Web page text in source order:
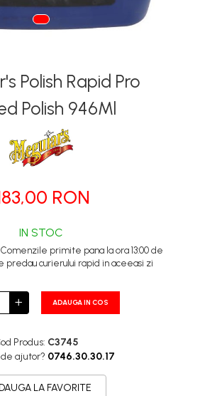
|
Polish Rapid Pro
Polish 946Ml
RON
IN STOC
primite pana la ora 13:00 de
predau curierului rapid in aceeasi zi
ADAUGA IN COS
Produs: C3745
ajutor? 0746.30.30.17
LA FAVORITE